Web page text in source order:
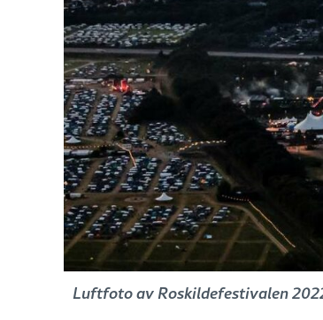
Luftfoto av Roskildefestivalen